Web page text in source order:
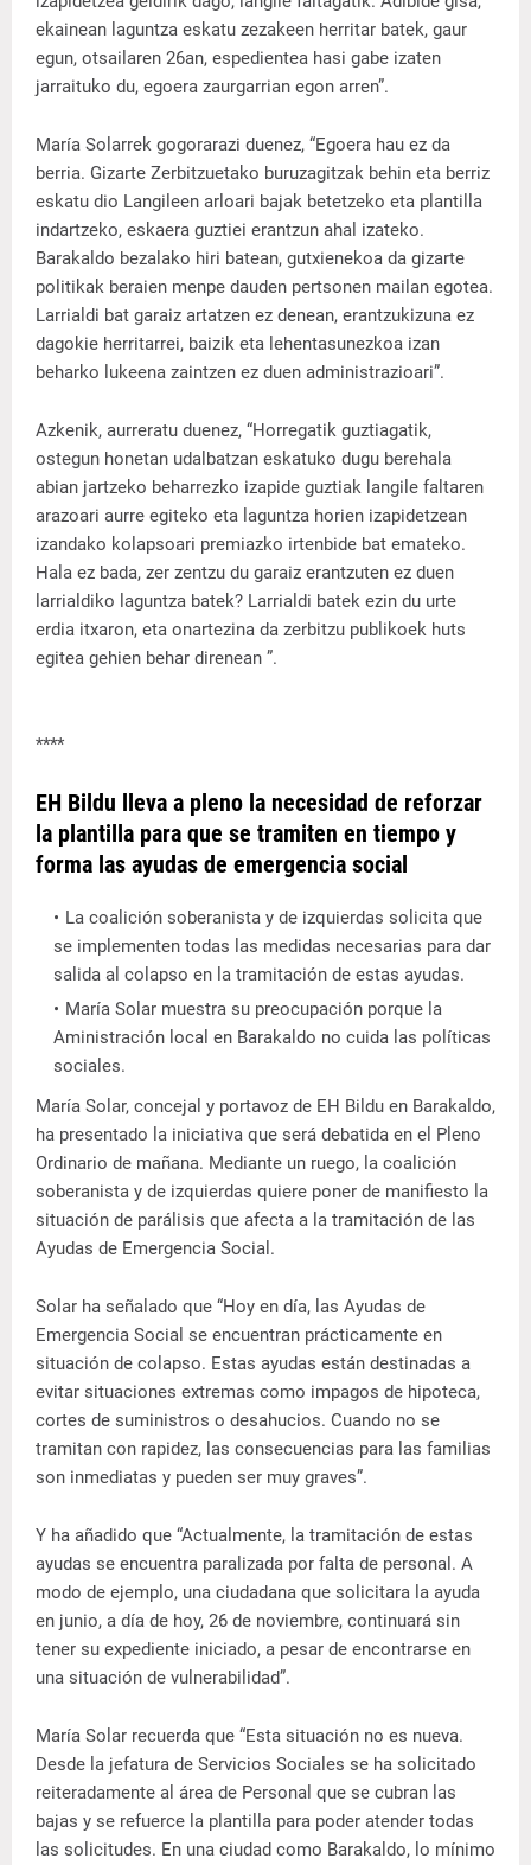
ekainean laguntza eskatu zezakeen herritar batek, gaur
egun, otsailaren 26an, espedientea hasi gabe izaten
jarraituko du, egoera zaurgarrian egon arren”.
María Solarrek gogorarazi duenez, “Egoera hau ez da
berria. Gizarte Zerbitzuetako buruzagitzak behin eta berriz
eskatu dio Langileen arloari bajak betetzeko eta plantilla
indartzeko, eskaera guztiei erantzun ahal izateko.
Barakaldo bezalako hiri batean, gutxienekoa da gizarte
politikak beraien menpe dauden pertsonen mailan egotea.
Larrialdi bat garaiz artatzen ez denean, erantzukizuna ez
dagokie herritarrei, baizik eta lehentasunezkoa izan
beharko lukeena zaintzen ez duen administrazioari”.
Azkenik, aurreratu duenez, “Horregatik guztiagatik,
ostegun honetan udalbatzan eskatuko dugu berehala
abian jartzeko beharrezko izapide guztiak langile faltaren
arazoari aurre egiteko eta laguntza horien izapidetzean
izandako kolapsoari premiazko irtenbide bat emateko.
Hala ez bada, zer zentzu du garaiz erantzuten ez duen
larrialdiko laguntza batek? Larrialdi batek ezin du urte
erdia itxaron, eta onartezina da zerbitzu publikoek huts
egitea gehien behar direnean ”.
****
EH Bildu lleva a pleno la necesidad de reforzar
la plantilla para que se tramiten en tiempo y
forma las ayudas de emergencia social
La coalición soberanista y de izquierdas solicita que
se implementen todas las medidas necesarias para dar
salida al colapso en la tramitación de estas ayudas.
María Solar muestra su preocupación porque la
Aministración local en Barakaldo no cuida las políticas
sociales.
María Solar, concejal y portavoz de EH Bildu en Barakaldo,
ha presentado la iniciativa que será debatida en el Pleno
Ordinario de mañana. Mediante un ruego, la coalición
soberanista y de izquierdas quiere poner de manifiesto la
situación de parálisis que afecta a la tramitación de las
Ayudas de Emergencia Social.
Solar ha señalado que “Hoy en día, las Ayudas de
Emergencia Social se encuentran prácticamente en
situación de colapso. Estas ayudas están destinadas a
evitar situaciones extremas como impagos de hipoteca,
cortes de suministros o desahucios. Cuando no se
tramitan con rapidez, las consecuencias para las familias
son inmediatas y pueden ser muy graves”.
Y ha añadido que “Actualmente, la tramitación de estas
ayudas se encuentra paralizada por falta de personal. A
modo de ejemplo, una ciudadana que solicitara la ayuda
en junio, a día de hoy, 26 de noviembre, continuará sin
tener su expediente iniciado, a pesar de encontrarse en
una situación de vulnerabilidad”.
María Solar recuerda que “Esta situación no es nueva.
Desde la jefatura de Servicios Sociales se ha solicitado
reiteradamente al área de Personal que se cubran las
bajas y se refuerce la plantilla para poder atender todas
las solicitudes. En una ciudad como Barakaldo, lo mínimo